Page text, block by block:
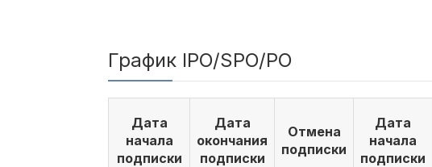
График IPO/SPO/PO
Дата
начала
подписки
Дата
окончания
подписки
Отмена
подписки
Дата
начала
подписки